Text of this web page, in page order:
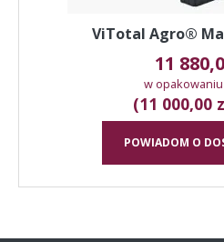
ViTotal Agro®
11
w
(11 000,00
POWIADOM O